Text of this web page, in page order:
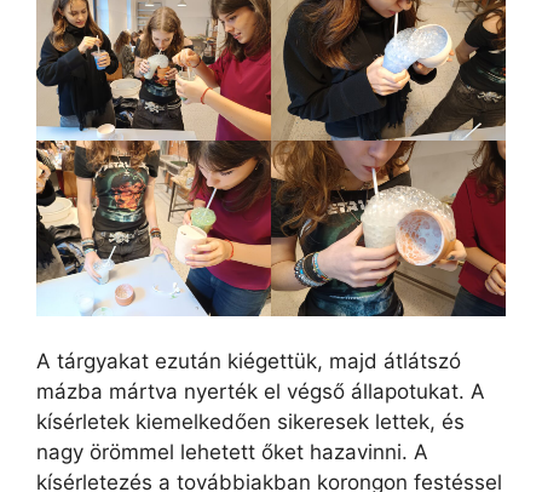
A tárgyakat ezután kiégettük, majd átlátszó
mázba mártva nyerték el végső állapotukat. A
kísérletek kiemelkedően sikeresek lettek, és
nagy örömmel lehetett őket hazavinni. A
kísérletezés a továbbiakban korongon festéssel